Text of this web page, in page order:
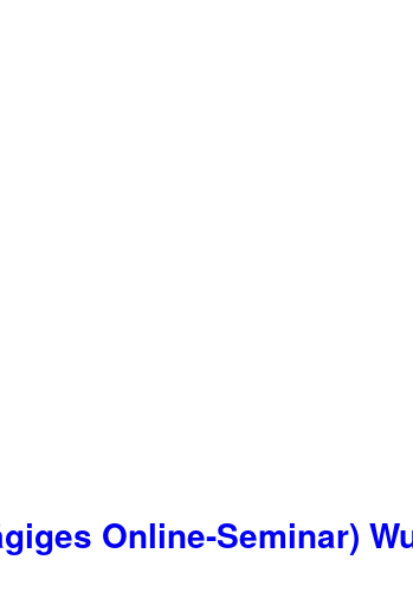
Online-Seminar)